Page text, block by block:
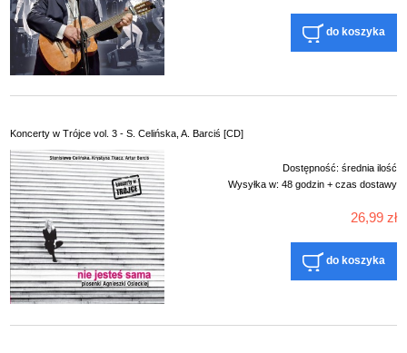
do koszyka
Koncerty w Trójce vol. 3 - S. Celińska, A. Barciś [CD]
Dostępność: średnia ilość
Wysyłka w: 48 godzin + czas dostawy
26,99 zł
do koszyka